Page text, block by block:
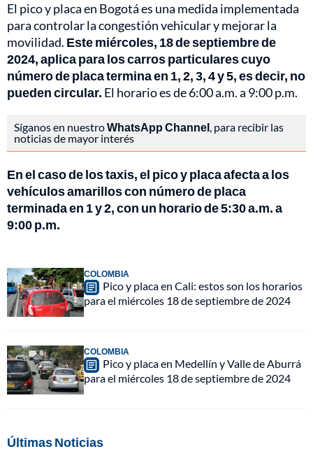
El pico y placa en Bogotá es una medida implementada
para controlar la congestión vehicular y mejorar la
movilidad. Este miércoles, 18 de septiembre de
2024, aplica para los carros particulares cuyo
número de placa termina en 1, 2, 3, 4 y 5, es decir, no
pueden circular. El horario es de 6:00 a.m. a 9:00 p.m.
Síganos en nuestroWhatsApp Channel, para recibir las
noticias de mayor interés
En el caso de los taxis, el pico y placa afecta a los
vehículos amarillos con número de placa
terminada en 1 y 2, con un horario de 5:30 a.m. a
9:00 p.m.
COLOMBIA
Pico y placa en Cali: estos son los horarios
para el miércoles 18 de septiembre de 2024
COLOMBIA
Pico y placa en Medellín y Valle de Aburrá
para el miércoles 18 de septiembre de 2024
Últimas Noticias